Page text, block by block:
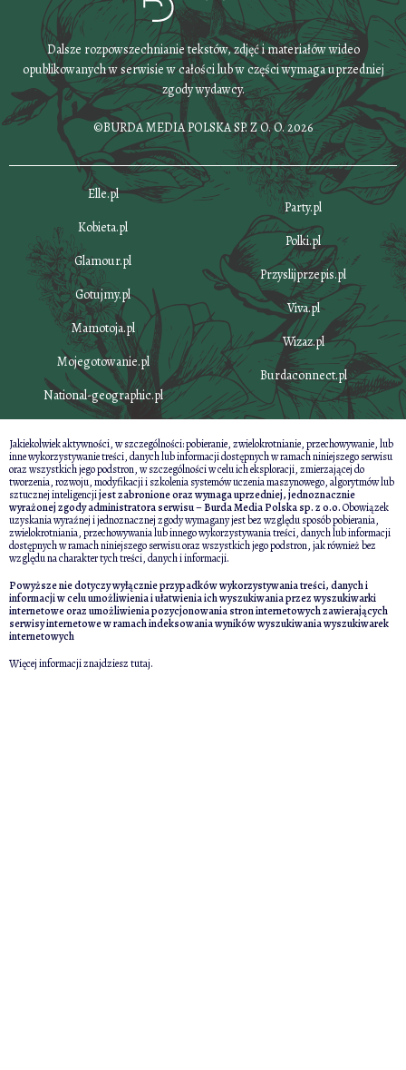
Dalsze rozpowszechnianie tekstów, zdjęć i materiałów wideo
opublikowanych w serwisie w całości lub w części wymaga uprzedniej
zgody wydawcy.
©BURDA MEDIA POLSKA SP. Z O. O. 2026
Elle.pl
Kobieta.pl
Glamour.pl
Gotujmy.pl
Mamotoja.pl
Mojegotowanie.pl
National-geographic.pl
Party.pl
Polki.pl
Przyslijprzepis.pl
Viva.pl
Wizaz.pl
Burdaconnect.pl
Jakiekolwiek aktywności, w szczególności: pobieranie, zwielokrotnianie, przechowywanie, lub
inne wykorzystywanie treści, danych lub informacji dostępnych w ramach niniejszego serwisu
oraz wszystkich jego podstron, w szczególności w celu ich eksploracji, zmierzającej do
tworzenia, rozwoju, modyfikacji i szkolenia systemów uczenia maszynowego, algorytmów lub
sztucznej inteligencjijest zabronione oraz wymaga uprzedniej, jednoznacznie
wyrażonej zgody administratora serwisu – Burda Media Polska sp. z o.o.Obowiązek
uzyskania wyraźnej i jednoznacznej zgody wymagany jest bez względu sposób pobierania,
zwielokrotniania, przechowywania lub innego wykorzystywania treści, danych lub informacji
dostępnych w ramach niniejszego serwisu oraz wszystkich jego podstron, jak również bez
względu na charakter tych treści, danych i informacji.
Powyższe nie dotyczy wyłącznie przypadków wykorzystywania treści, danych i
informacji w celu umożliwienia i ułatwienia ich wyszukiwania przez wyszukiwarki
internetowe oraz umożliwienia pozycjonowania stron internetowych zawierających
serwisy internetowe w ramach indeksowania wyników wyszukiwania wyszukiwarek
internetowych
Więcej informacji znajdziesztutaj.